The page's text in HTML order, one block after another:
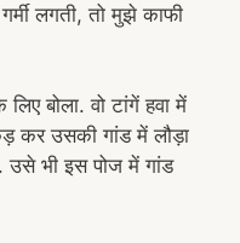
लगती, तो मुझे काफी
बोला. वो टांगें हवा में
कर उसकी गांड में लौड़ा
उसे भी इस पोज में गांड